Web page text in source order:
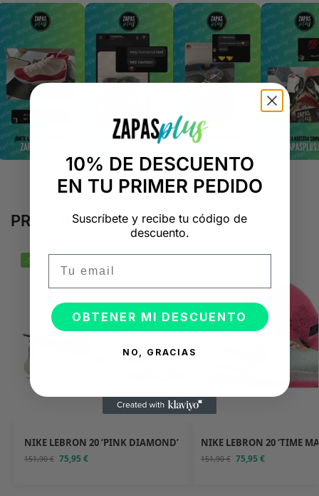
PRODUCTOS RELACIONADOS
-50%
NIKE LEBRON 20 ‘PINK DIAMOND’
151,90€ 75,95€
NIKE LEBRON 20 ‘TIME
151,90€ 75,95€
10% DE DESCUENTO
EN TU PRIMER PEDIDO
Suscríbete y recibe tu código de
descuento.
OBTENER MI DESCUENTO
NO, GRACIAS